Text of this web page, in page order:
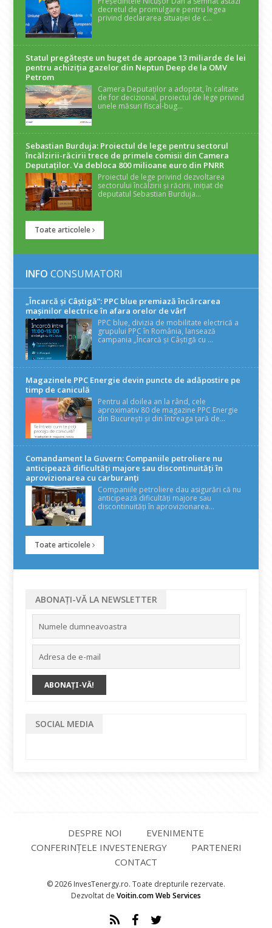
decretul de promulgare pentru legea
privind declararea situației de c...
Statul pregătește un buget de aproape 13 miliarde de lei
pentru achiziția gazelor din Neptun Deep de la OMV
Petrom
Camera Deputaților a adoptat, în calitate
de for decizional, proiectul de lege privind
unele măsuri fiscal-bug...
Sebastian Burduja: Proiectul de lege pentru sectorul
încălzirii-răcirii trece de primele comisii din Camera
Deputaților. Va debloca 800 milioane euro din PNRR
Proiectul de lege privind dezvoltarea
sectorului încălzirii și răcirii, inițiat de
deputatul Sebastian Burduja...
Toate articolele
INFO CONSUMATORI
„Încarcă și Câștigă”: PPC blue premiază încărcarea
mașinilor electrice în afara orelor de vârf
PPC blue, divizia de mobilitate electrică a
grupului PPC în România, lansează
campania „Încarcă și Câștigă cu ...
Magazinele PPC Energie devin puncte de adăpostire pe
timp de caniculă
Pentru al doilea an la rând, cele
aproximativ 80 de magazine PPC Energie
din București și din întreaga țară de...
Comandament la Guvern: Companiile petroliere nu
anticipează dificultăți majore sau discontinuități în
aprovizionarea cu carburanți
Companiile petroliere dau asigurări că nu
anticipează dificultăți majore sau
discontinuități în aprovizionarea...
Toate articolele
ABONAȚI-VĂ LA NEWSLETTER
SOCIAL MEDIA
DESPRE NOI
EVENIMENTE
CONFERINȚELE INVESTENERGY
PARTENERI
CONTACT
© 2026 InvesTenergy.ro. Toate drepturile rezervate.
Dezvoltat de Voitin.com Web Services